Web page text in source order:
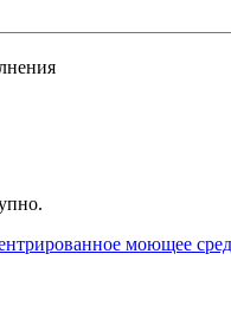
моющее